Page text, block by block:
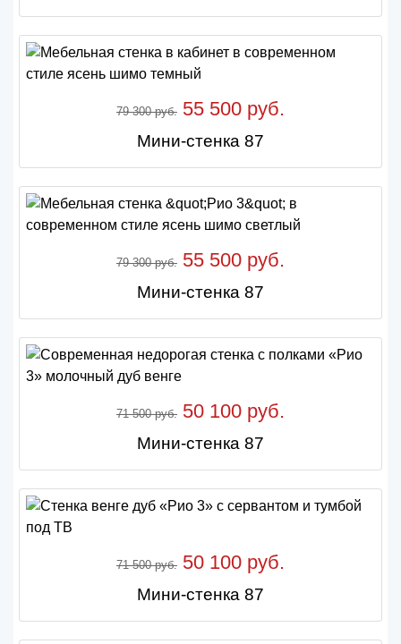
79 300 руб. 55 500 руб.
Мини-стенка 87
79 300 руб. 55 500 руб.
Мини-стенка 87
71 500 руб. 50 100 руб.
Мини-стенка 87
71 500 руб. 50 100 руб.
Мини-стенка 87